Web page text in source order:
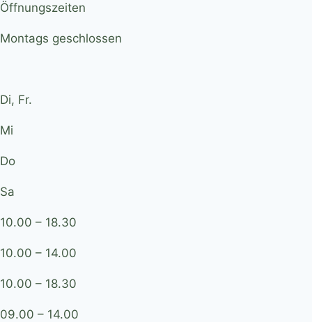
Öffnungszeiten
Montags geschlossen
Di, Fr.
Mi
Do
Sa
10.00 – 18.30
10.00 – 14.00
10.00 – 18.30
09.00 – 14.00